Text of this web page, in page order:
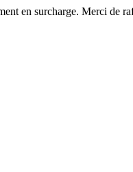
en surcharge. Merci de